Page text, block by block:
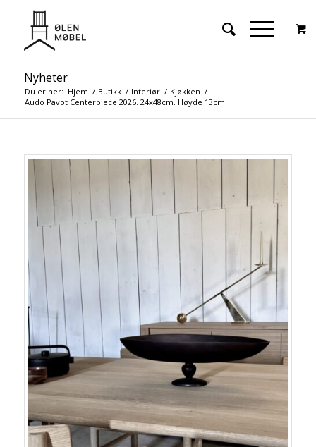
Nyheter
Du er her: Hjem / Butikk / Interiør / Kjøkken /
Audo Pavot Centerpiece 2026. 24x48cm. Høyde 13cm